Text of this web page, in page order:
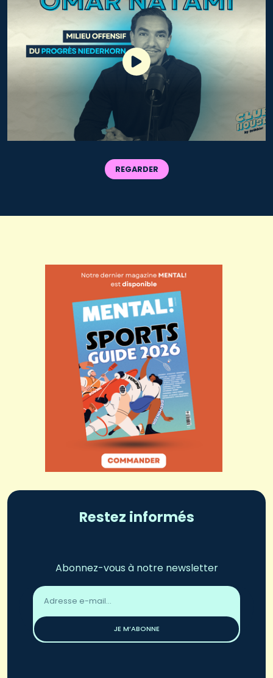
REGARDER
Restez informés
Abonnez-vous à notre newsletter
Adresse
email
JE M’ABONNE